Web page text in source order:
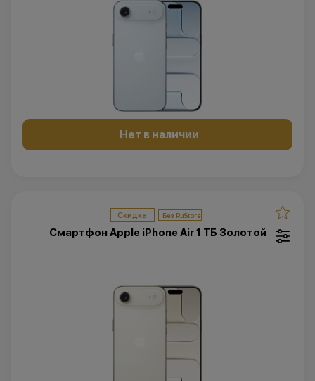
Нет в наличии
Скидка
Смартфон Apple iPhone Air 1 ТБ Золотой